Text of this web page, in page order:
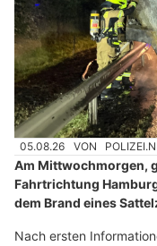
05.08.26 VON
Am Mittwochmorgen,
Fahrtrichtung
dem Brand eines
Nach ersten